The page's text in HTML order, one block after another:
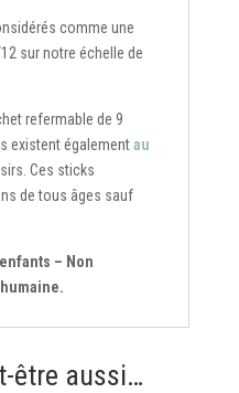
comme une
sur notre échelle de
refermable de 9
existent égalementau
Ces sticks
de tous âges sauf
– Non
être aussi…